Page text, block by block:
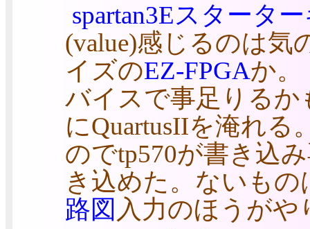
spartan3Eスタータ
(value)感じるのは気
イズのEZ-FPGAか。
バイスで事足りるか
にQuartusIIを淹れる
のでtp570が書き込
き込めた。ないも
路図 入力のほうがや